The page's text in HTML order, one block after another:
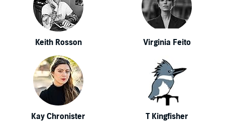
Keith Rosson Virginia Feito
Kay Chronister T Kingfisher